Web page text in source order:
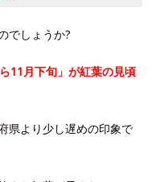
でしょうか?
11月下旬」が紅葉の見頃
県より少し遅めの印象で